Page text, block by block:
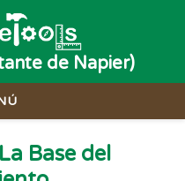
de Napier)
Base del